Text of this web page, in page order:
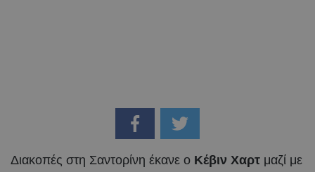
Διακοπές στη Σαντορίνη έκανε ο Κέβιν Χαρτ μαζί με